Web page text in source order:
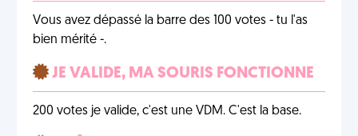
Vous avez dépassé la barre des 100 votes - tu l'as
bien mérité -.
JE VALIDE, MA SOURIS FONCTIONNE
200 votes je valide, c'est une VDM. C'est la base.